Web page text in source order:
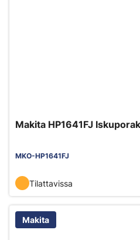
Makita HP1641FJ
MKO-HP1641FJ
Tilattavissa
Makita